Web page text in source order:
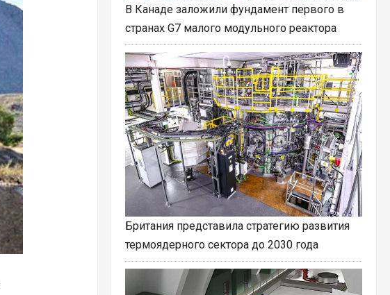
В Канаде заложили фундамент первого в
странах G7 малого модульного реактора
Британия представила стратегию развития
термоядерного сектора до 2030 года